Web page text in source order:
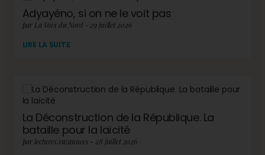
Adyayéno, si on ne le voit pas
par La Voix du Nord - 29 juillet 2026
LIRE LA SUITE
La Déconstruction de la République. La
bataille pour la laïcité
par lectures.suzannees - 28 juillet 2026